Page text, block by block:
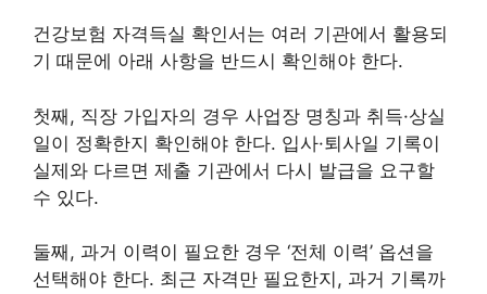
건강보험 자격득실 확인서는 여러 기관에서 활용되
기 때문에 아래 사항을 반드시 확인해야 한다.
첫째, 직장 가입자의 경우 사업장 명칭과 취득·상실
일이 정확한지 확인해야 한다. 입사·퇴사일 기록이
실제와 다르면 제출 기관에서 다시 발급을 요구할
수 있다.
둘째, 과거 이력이 필요한 경우 ‘전체 이력’ 옵션을
선택해야 한다. 최근 자격만 필요한지, 과거 기록까